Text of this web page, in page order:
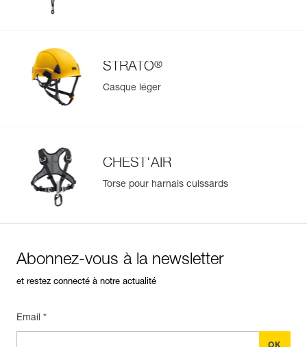
STRATO®
Casque léger
CHEST'AIR
Torse pour harnais cuissards
Abonnez-vous à la newsletter
et restez connecté à notre actualité
Email *